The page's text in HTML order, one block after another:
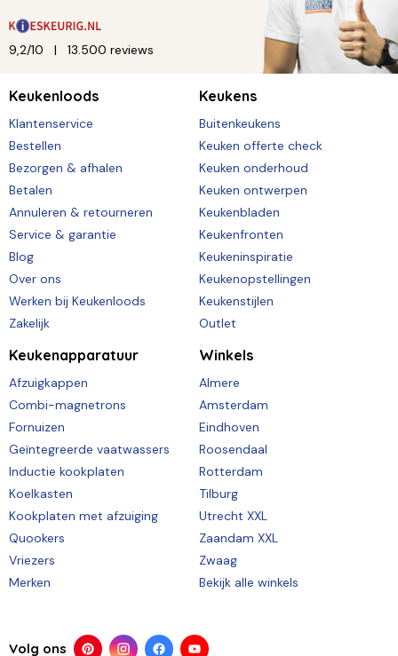
9,2/10 13.500 reviews
Keukenloods
Klantenservice
Bestellen
Bezorgen & afhalen
Betalen
Annuleren & retourneren
Service & garantie
Blog
Over ons
Werken bij Keukenloods
Zakelijk
Keukens
Buitenkeukens
Keuken offerte check
Keuken onderhoud
Keuken ontwerpen
Keukenbladen
Keukenfronten
Keukeninspiratie
Keukenopstellingen
Keukenstijlen
Outlet
Keukenapparatuur
Afzuigkappen
Combi-magnetrons
Fornuizen
Geïntegreerde vaatwassers
Inductie kookplaten
Koelkasten
Kookplaten met afzuiging
Quookers
Vriezers
Merken
Winkels
Almere
Amsterdam
Eindhoven
Roosendaal
Rotterdam
Tilburg
Utrecht XXL
Zaandam XXL
Zwaag
Bekijk alle winkels
Volg ons